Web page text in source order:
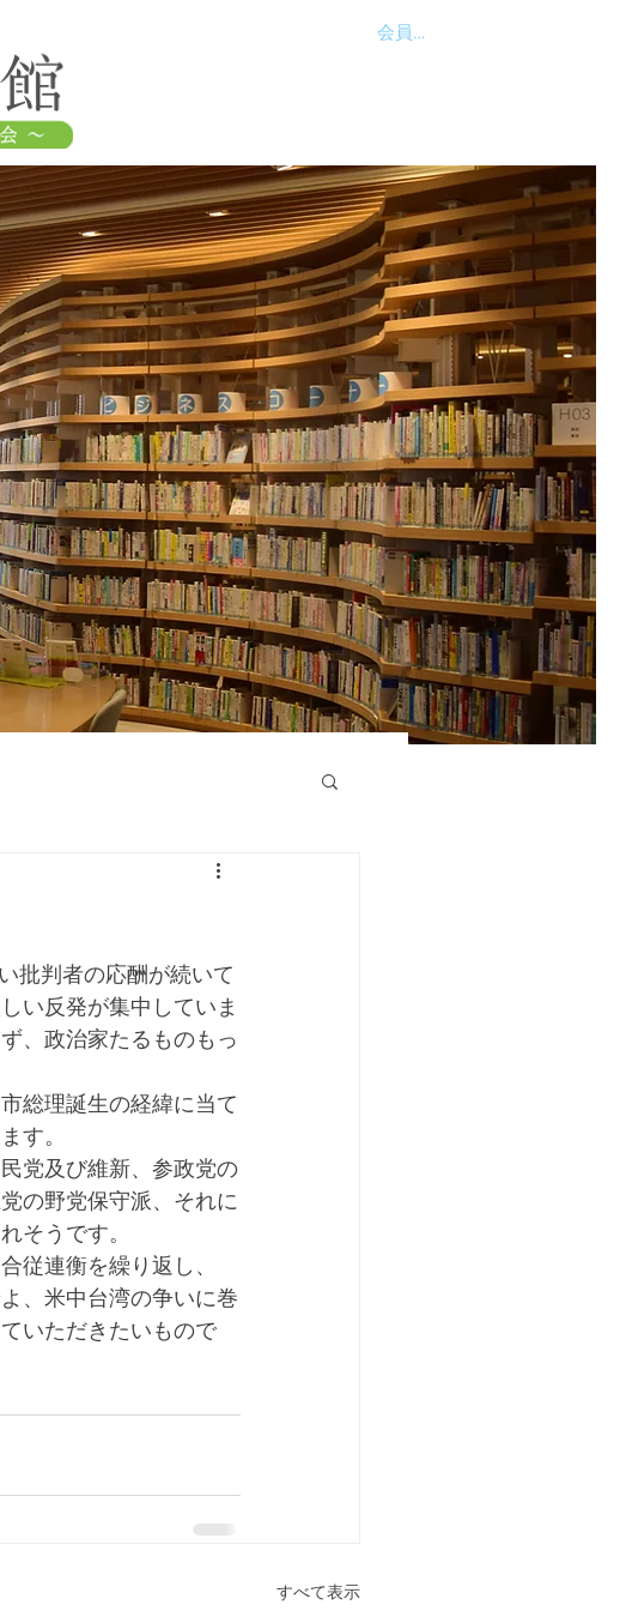
会員ログイン
い反発が集中していま
、政治家たるものもっ
総理誕生の経緯に当て
す。
党及び維新、参政党の
の野党保守派、それに
そうです。
従連衡を繰り返し、
、米中台湾の争いに巻
いただきたいもので
すべて表示